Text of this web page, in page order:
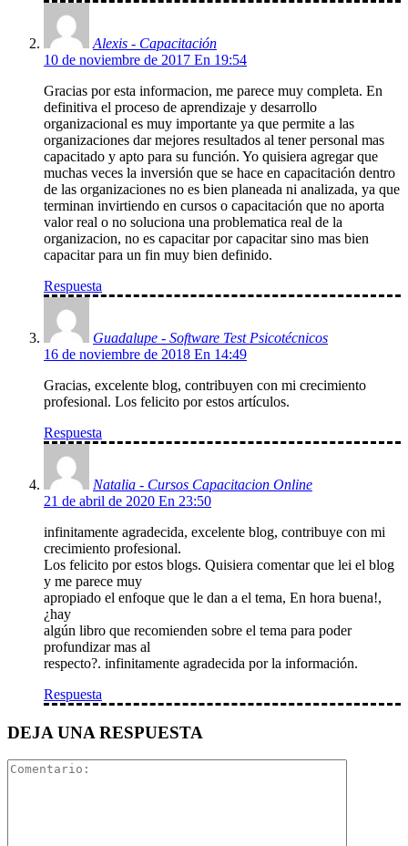
Alexis - Capacitación
10 de noviembre de 2017 En 19:54
Gracias por esta informacion, me parece muy completa. En
definitiva el proceso de aprendizaje y desarrollo
organizacional es muy importante ya que permite a las
organizaciones dar mejores resultados al tener personal mas
capacitado y apto para su función. Yo quisiera agregar que
muchas veces la inversión que se hace en capacitación dentro
de las organizaciones no es bien planeada ni analizada, ya que
terminan invirtiendo en cursos o capacitación que no aporta
valor real o no soluciona una problematica real de la
organizacion, no es capacitar por capacitar sino mas bien
capacitar para un fin muy bien definido.
Respuesta
Guadalupe - Software Test Psicotécnicos
16 de noviembre de 2018 En 14:49
Gracias, excelente blog, contribuyen con mi crecimiento
profesional. Los felicito por estos artículos.
Respuesta
Natalia - Cursos Capacitacion Online
21 de abril de 2020 En 23:50
infinitamente agradecida, excelente blog, contribuye con mi
crecimiento profesional.
Los felicito por estos blogs. Quisiera comentar que lei el blog
y me parece muy
apropiado el enfoque que le dan a el tema, En hora buena!,
¿hay
algún libro que recomienden sobre el tema para poder
profundizar mas al
respecto?. infinitamente agradecida por la información.
Respuesta
DEJA UNA RESPUESTA